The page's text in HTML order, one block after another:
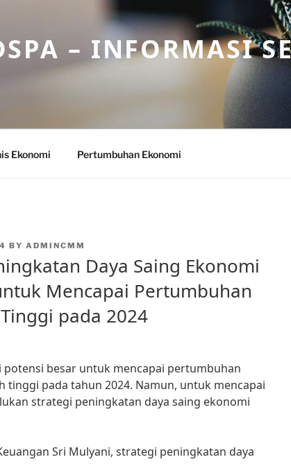
– INFORMASI
Ekonomi Pertumbuhan Ekonomi
BY ADMINCMM
Daya Saing Ekonomi
Mencapai Pertumbuhan
pada 2024
besar untuk mencapai pertumbuhan
tinggi pada tahun 2024. Namun, untuk mencapai
strategi peningkatan daya saing ekonomi
Sri Mulyani, strategi peningkatan daya